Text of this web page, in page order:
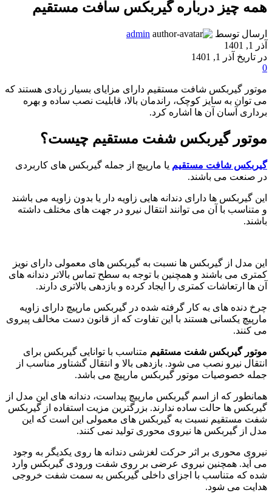
همه چیز درباره گیربکس سافت مستقیم
ارسال توسط
admin
آذر 1, 1401
در تاریخ آذر 1, 1401
0
موتور گیربکس شافت مستقیم دارای مزایای بسیار زیادی هستند که
می توان به سایز کوچک، راندمان بالا، قابلیت نصب ساده و بهره
برداری آسان آن ها اشاره کرد.
موتور گیربکس شفت مستقیم چیست؟
گیربکس شافت مستقیم یا مارپیچ از جمله گیربکس های کاربردی
در صنعت می باشند.
این گیربکس ها دارای دندانه هایی زاویه دار یا بدون زاویه می باشند
و متناسب با آن می توانند انتقال نیرو در جهت های مختلف داشته
باشند.
این مدل از گیربکس ها نسبت به گیربکس های معمولی دارای نویز
کمتری می باشند و همچنین با توجه به سطح تماس بالاتر دندانه های
آن ها ارتعاشات کمتری را ایجاد کرده و بازدهی بالاتری دارند.
چرخ دنده های به کار گرفته شده در گیربکس مارپیچ دارای زاویه
مارپیچ یکسانی هستند با این تفاوت که از قانون دست مخالف پیروی
می کنند.
موتور گیربکس شفت مستقیم متناسب با توانایی گیربکس برای
انتقال نیرو نصب می شود. بازدهی بالا و انتقال گشتاور مناسب از
جمله خصوصیات موتور گیربکس مارپیچ می باشد.
همانطور که از اسم گیربکس مارپیچ پیداست، دندانه های این مدل از
گیربکس ها حالت ساده ندارند. بزرگترین مزیت استفاده از گیربکس
شفت مستقیم نسبت به گیربکس های معمولی این است که این
مدل از گیربکس ها نیروی محوری تولید نمی کنند.
نیروی محوری بر اثر حرکت لغزشی دندانه ها روی یکدیگر به وجود
می آید. همچنین نیروی عرضی بر روی شفت ورودی گیربکس وارد
شده که متناسب با اجزای داخلی گیربکس به سمت شفت خروجی
هدایت می شود.